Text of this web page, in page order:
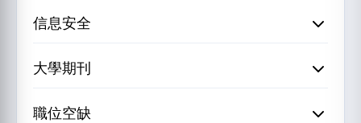
信息安全
大學期刊
職位空缺